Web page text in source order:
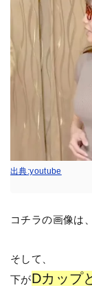
出典:youtube
コチラの画像は
そして、
下がDカップ